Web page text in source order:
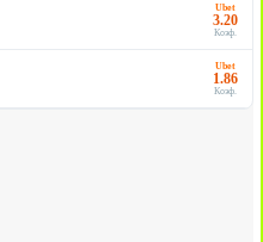
Ubet
3.20
Коэф.
Ubet
1.86
Коэф.